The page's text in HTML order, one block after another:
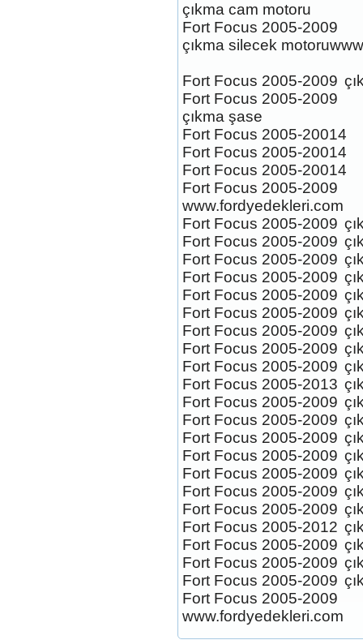
çıkma cam motoru
Fort Focus 2005-2009
çıkma silecek
Fort Focus 2005-2009
Fort Focus 2005-2009
çıkma şase
Fort Focus 2005-20014
Fort Focus 2005-20014
Fort Focus 2005-20014
Fort Focus 2005-2009
www.fordyedekleri.com
Fort Focus 2005-2009
Fort Focus 2005-2009
Fort Focus 2005-2009
Fort Focus 2005-2009
Fort Focus 2005-2009
Fort Focus 2005-2009
Fort Focus 2005-2009
Fort Focus 2005-2009
Fort Focus 2005-2009
Fort Focus 2005-2013
Fort Focus 2005-2009
Fort Focus 2005-2009
Fort Focus 2005-2009
Fort Focus 2005-2009
Fort Focus 2005-2009
Fort Focus 2005-2009
Fort Focus 2005-2009
Fort Focus 2005-2012
Fort Focus 2005-2009
Fort Focus 2005-2009
Fort Focus 2005-2009
Fort Focus 2005-2009
www.fordyedekleri.com